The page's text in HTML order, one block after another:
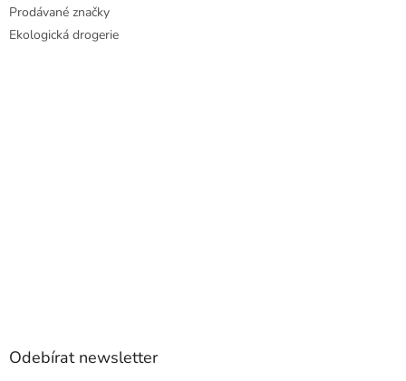
Prodávané značky
Ekologická drogerie
Odebírat newsletter